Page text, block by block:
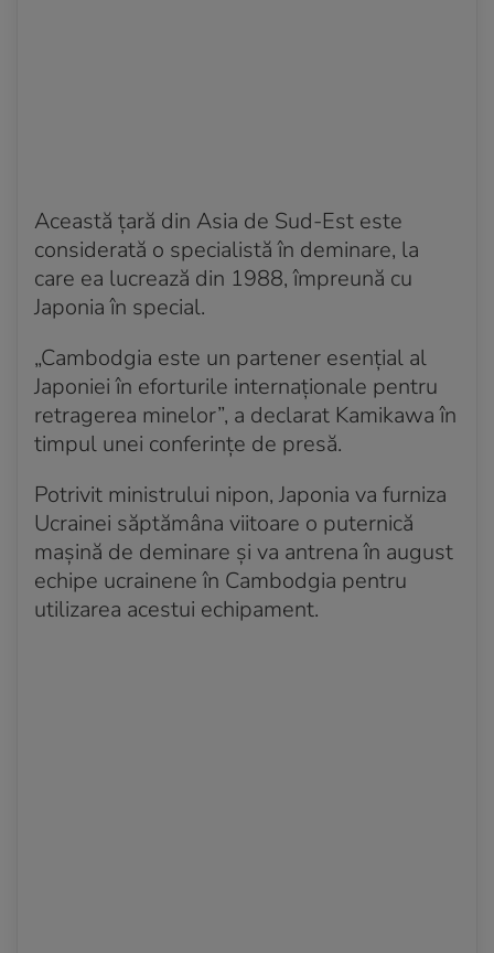
Această ţară din Asia de Sud-Est este
considerată o specialistă în deminare, la
care ea lucrează din 1988, împreună cu
Japonia în special.
„Cambodgia este un partener esenţial al
Japoniei în eforturile internaţionale pentru
retragerea minelor”, a declarat Kamikawa în
timpul unei conferinţe de presă.
Potrivit ministrului nipon, Japonia va furniza
Ucrainei săptămâna viitoare o puternică
maşină de deminare şi va antrena în august
echipe ucrainene în Cambodgia pentru
utilizarea acestui echipament.